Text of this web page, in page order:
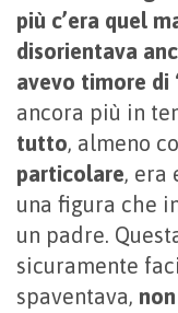
più c’era quel
disorientava
avevo timore di
ancora più in
tutto, almeno
particolare, era
una figura che
un padre.
sicuramente
spaventava,